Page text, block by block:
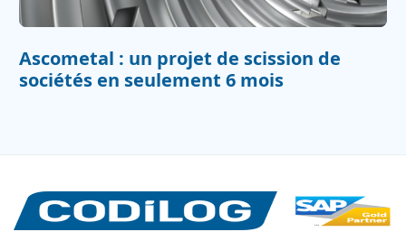
Ascometal : un projet de scission de
sociétés en seulement 6 mois